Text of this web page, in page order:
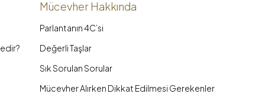
Mücevher Hakkında
Parlantanın 4C’si
Değerli Taşlar
Sık Sorulan Sorular
Mücevher Alırken Dikkat Edilmesi Gerekenler